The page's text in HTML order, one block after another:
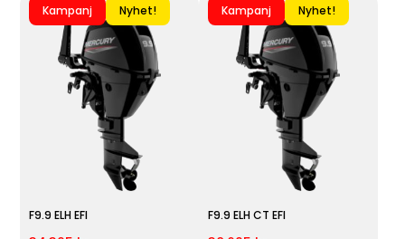
Kampanj Nyhet!
F9.9 ELH EFI
Kampanj Nyhet!
F9.9 ELH CT EFI